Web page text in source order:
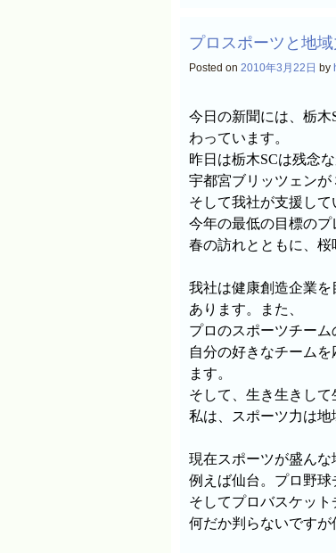
プロスポーツと地域
Posted on 2010年3月22日 by
今日の新聞には、栃木
わっています。
昨日は栃木SCは残念
宇都宮ブリッツェンが
そして我社が支援して
今年の最低の目標のプ
春の訪れとともに、桜
我社は健康創造企業
あります。また、
プロのスポーツチーム
自分の好きなチーム
ます。
そして、生き生きして
私は、
スポーツ力は地
現在スポーツが盛んな
例えば仙台。プロ野球
そしてプロバスケット
何だか判らないですが